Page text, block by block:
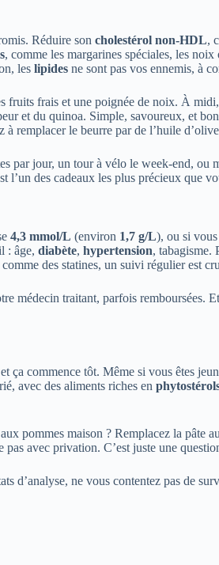
Réduire son cholestérol non-HDL,
, comme les margarines spéciales, les
les lipides ne sont pas vos ennemis, à
frais et une poignée de noix. À
et du quinoa. Simple, savoureux, et
remplacer le beurre par de l’huile
jour, un tour à vélo le week-end, ou
l’un des cadeaux les plus précieux que
4,3 mmol/L (environ 1,7 g/L), ou si vous
: âge, diabète, hypertension, tabagisme.
des statines, un suivi régulier est
médecin traitant, parfois
ça commence tôt. Même si vous êtes
avec des aliments riches en
pommes maison ? Remplacez la pâte
avec privation. C’est juste une
d’analyse, ne vous contentez pas de